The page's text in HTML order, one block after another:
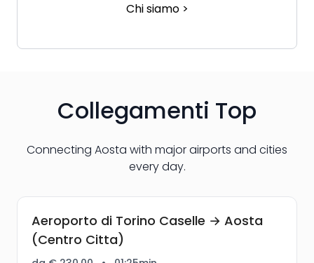
Chi siamo >
Collegamenti Top
Connecting Aosta with major airports and cities
every day.
Aeroporto di Torino Caselle → Aosta
(Centro Citta)